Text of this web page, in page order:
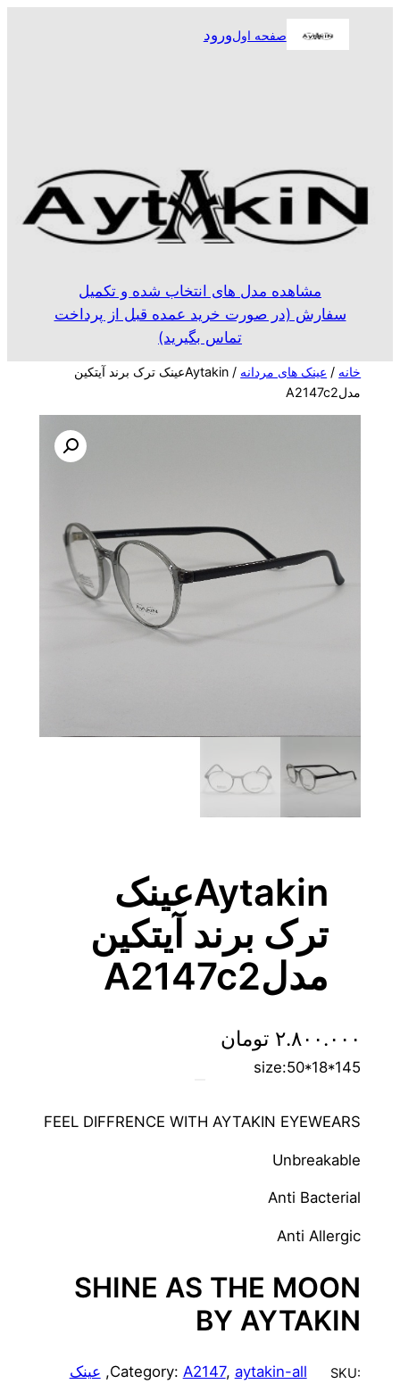
صفحه اولورود
مشاهده مدل های انتخاب شده و تکمیل
سفارش (در صورت خرید عمده قبل از پرداخت
تماس بگیرید)
خانه / عینک های مردانه
/ Aytakinعینک ترک برند آیتکین
مدلA2147c2
Aytakinعینک
ترک برند آیتکین
مدلA2147c2
۲.۸۰۰.۰۰۰ تومان
size:50*18*145
FEEL DIFFRENCE WITH AYTAKIN EYEWEARS
Unbreakable
Anti Bacterial
Anti Allergic
SHINE AS THE MOON
BY AYTAKIN
SKU:
Category: A2147, aytakin-all
, عینک